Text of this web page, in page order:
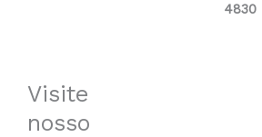
4830
Visite
nosso